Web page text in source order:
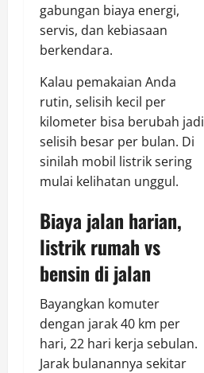
gabungan biaya energi,
servis, dan kebiasaan
berkendara.
Kalau pemakaian Anda
rutin, selisih kecil per
kilometer bisa berubah jadi
selisih besar per bulan. Di
sinilah mobil listrik sering
mulai kelihatan unggul.
Biaya jalan harian,
listrik rumah vs
bensin di jalan
Bayangkan komuter
dengan jarak 40 km per
hari, 22 hari kerja sebulan.
Jarak bulanannya sekitar